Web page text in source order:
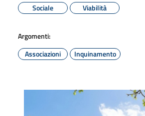
Sociale
Viabilità
Argomenti:
Associazioni
Inquinamento